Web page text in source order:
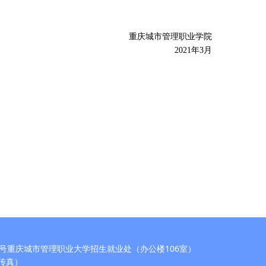
重庆城市管理职业学院
2021年3月
庆城市管理职业大学招生就业处（办公楼106室）
）